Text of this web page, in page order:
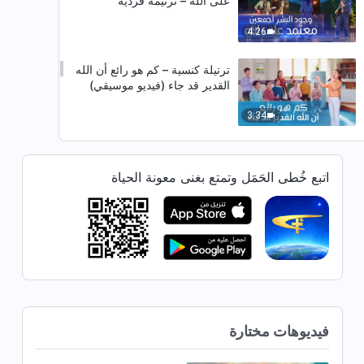
4:26
3:34
ترتيلة كنسية – كم هو رائع أن الله
القدير قد جاء (فيديو موسيقي)
5:36
ترنيمة – كلام الله هو الحق، لا يتغيّر
إلى الأبد – ترنيمة فردية
3:53
ترنيمة – أتمنّى أن أكون مع اللهِ كلَّ
يوم (فيديو موسيقي)
كل الأشياء – ترنيمة فردية
اتبع خُطى الحَمَل وتمتع بغنى معونة الحياة
فيديوهات مختارة